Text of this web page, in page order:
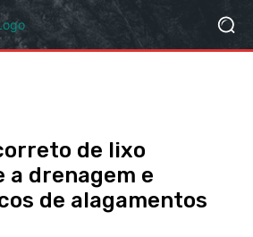
de lixo
a drenagem e
de alagamentos